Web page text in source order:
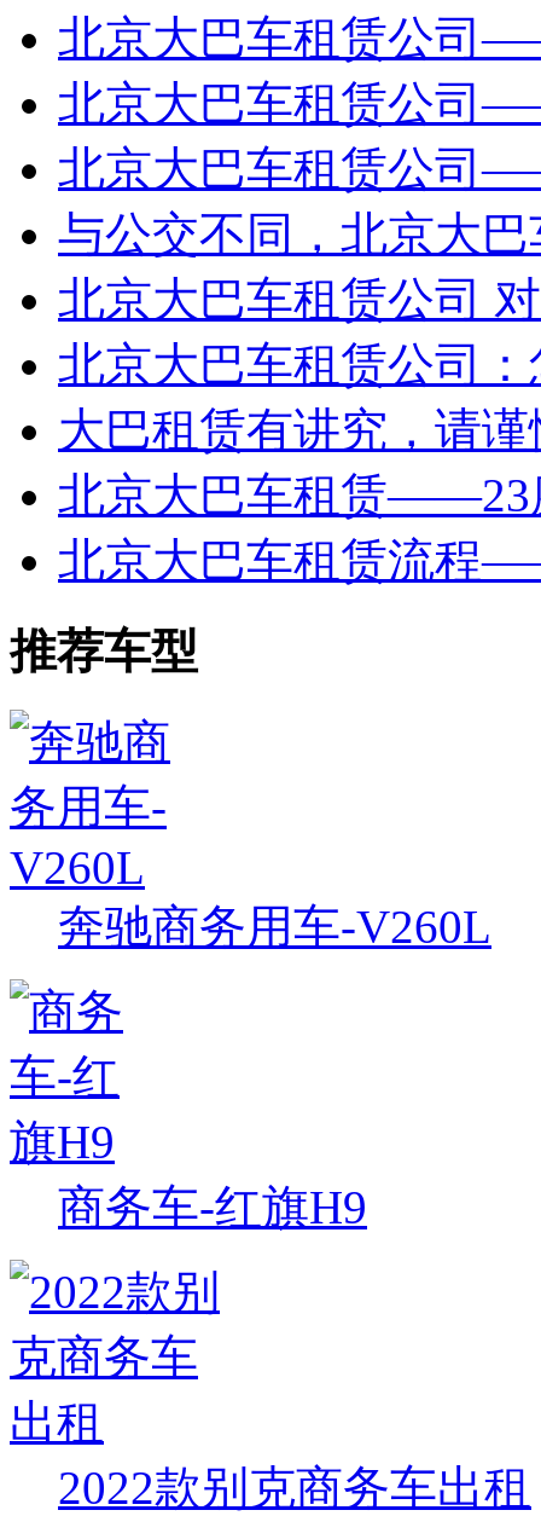
北京大巴车租赁公司
北京大巴车租赁公司
北京大巴车租赁公司
与公交不同，北京大
北京大巴车租赁公司
北京大巴车租赁公司
大巴租赁有讲究，请
北京大巴车租赁——23
北京大巴车租赁流程
推荐车型
奔驰商务用车-V260L
商务车-红旗H9
2022款别克商务车出租